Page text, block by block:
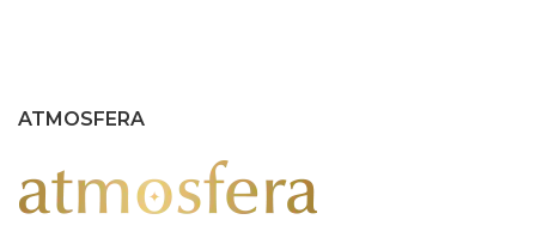
ATMOSFERA